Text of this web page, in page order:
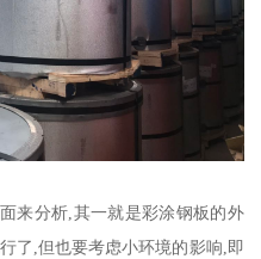
来分析,其一就是彩涂钢板的外
了,但也要考虑小环境的影响,即